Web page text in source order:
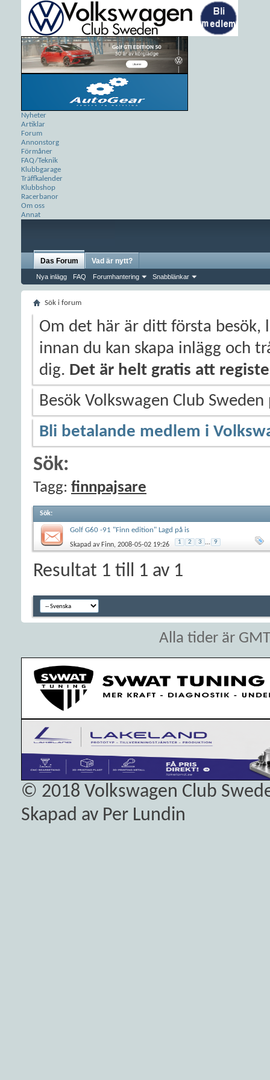
Nyheter
Artiklar
Forum
Annonstorg
Förmåner
FAQ/Teknik
Klubbgarage
Träffkalender
Klubbshop
Racerbanor
Om oss
Annat
Das Forum
Nya inlägg FAQ Forumhantering Snabblänkar
Vad är nytt?
Sök i forum
Om det här är ditt första besök,
innan du kan skapa inlägg och
dig. Det är helt gratis att
Besök Volkswagen Club
Bli betalande medlem i
Sök:
Tagg: finnpajsare
Sök:
Golf G60 -91 "Finn edition" Lagd på is
Skapad av Finn, 2008-05-02 19:26 1 2 3 ... 9
Resultat 1 till 1 av 1
Alla tider är
© 2018 Volkswagen Club
Skapad av Per Lundin